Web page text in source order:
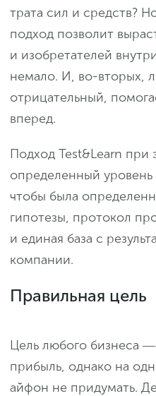
трата сил и средств?
подход позволит
и изобретателей
немало. И, во-вторых,
отрицательный,
вперед.
Подход Test&Learn при
определенный
чтобы была
гипотезы, протокол
и единая база с
компании.
Правильная цель
Цель любого бизнеса
прибыль, однако на
айфон не придумать.